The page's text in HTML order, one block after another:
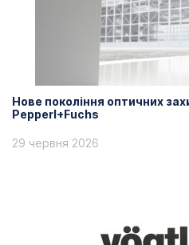
Нове покоління оптичних
Pepperl+Fuchs
29 червня 2026